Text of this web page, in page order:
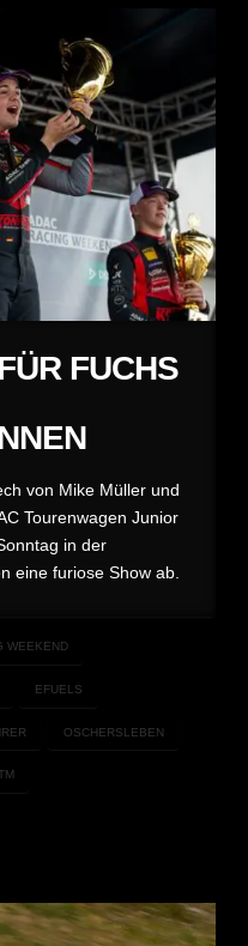
FUCHS
von Mike Müller und
Tourenwagen Junior
in der
eine furiose Show ab.
WEEKEND
EFUELS
OSCHERSLEBEN